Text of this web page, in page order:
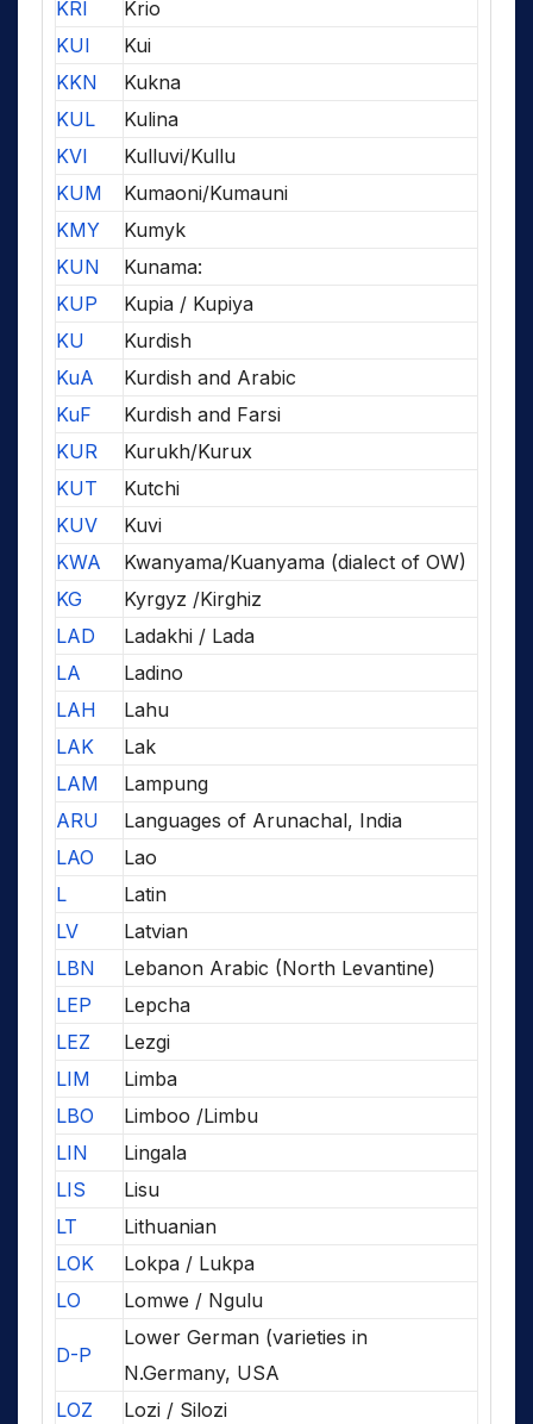
KRI
Krio
KUI
Kui
KKN
Kukna
KUL
Kulina
KVI
Kulluvi/Kullu
KUM
Kumaoni/Kumauni
KMY
Kumyk
KUN
Kunama:
KUP
Kupia / Kupiya
KU
Kurdish
KuA
Kurdish and Arabic
KuF
Kurdish and Farsi
KUR
Kurukh/Kurux
KUT
Kutchi
KUV
Kuvi
KWA
Kwanyama/Kuanyama (dialect of OW)
KG
Kyrgyz /Kirghiz
LAD
Ladakhi / Lada
LA
Ladino
LAH
Lahu
LAK
Lak
LAM
Lampung
ARU
Languages of Arunachal, India
LAO
Lao
L
Latin
LV
Latvian
LBN
Lebanon Arabic (North Levantine)
LEP
Lepcha
LEZ
Lezgi
LIM
Limba
LBO
Limboo /Limbu
LIN
Lingala
LIS
Lisu
LT
Lithuanian
LOK
Lokpa / Lukpa
LO
Lomwe / Ngulu
D-P
Lower German (varieties in
N.Germany, USA
LOZ
Lozi / Silozi